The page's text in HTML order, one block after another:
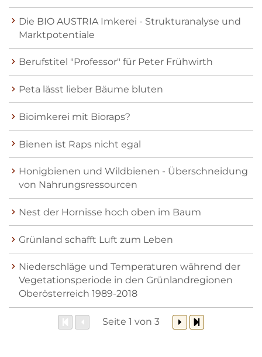
Die BIO AUSTRIA Imkerei - Strukturanalyse und
Marktpotentiale
Berufstitel "Professor" für Peter Frühwirth
Peta lässt lieber Bäume bluten
Bioimkerei mit Bioraps?
Bienen ist Raps nicht egal
Honigbienen und Wildbienen - Überschneidung
von Nahrungsressourcen
Nest der Hornisse hoch oben im Baum
Grünland schafft Luft zum Leben
Niederschläge und Temperaturen während der
Vegetationsperiode in den Grünlandregionen
Oberösterreich 1989-2018
Seite 1 von 3